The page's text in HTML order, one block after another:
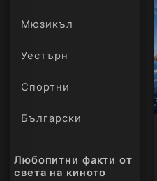
Мюзикъл
Уестърн
Спортни
Български
Любопитни факти от
света на киното